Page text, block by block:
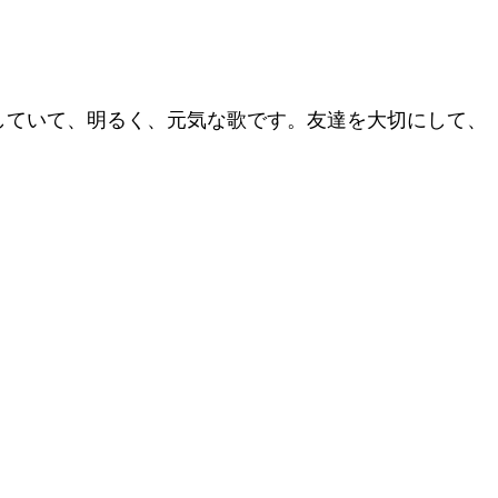
て、明るく、元気な歌です。友達を大切にして、